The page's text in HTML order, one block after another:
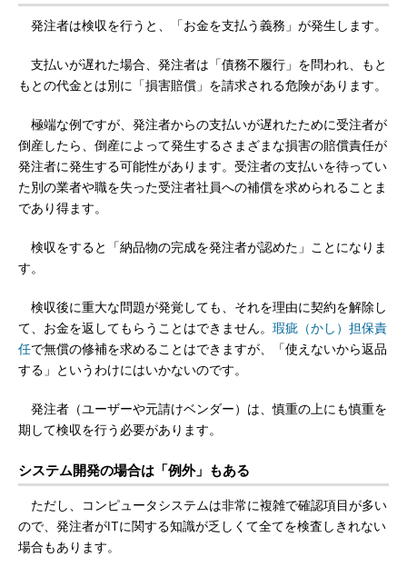
発注者は検収を行うと、「お金を支払う義務」が発生します。
支払いが遅れた場合、発注者は「債務不履行」を問われ、もと
もとの代金とは別に「損害賠償」を請求される危険があります。
極端な例ですが、発注者からの支払いが遅れたために受注者が
倒産したら、倒産によって発生するさまざまな損害の賠償責任が
発注者に発生する可能性があります。受注者の支払いを待ってい
た別の業者や職を失った受注者社員への補償を求められることま
であり得ます。
検収をすると「納品物の完成を発注者が認めた」ことになりま
す。
検収後に重大な問題が発覚しても、それを理由に契約を解除し
て、お金を返してもらうことはできません。 瑕疵（かし）担保責
任で無償の修補を求めることはできますが、「使えないから返品
する」というわけにはいかないのです。
発注者（ユーザーや元請けベンダー）は、慎重の上にも慎重を
期して検収を行う必要があります。
システム開発の場合は「例外」もある
ただし、コンピュータシステムは非常に複雑で確認項目が多い
ので、発注者がITに関する知識が乏しくて全てを検査しきれない
場合もあります。